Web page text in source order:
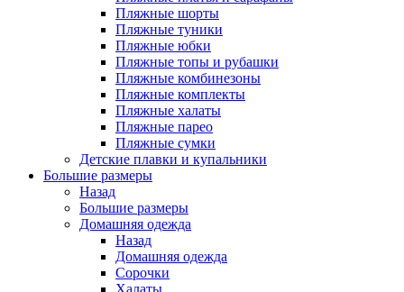
Пляжные шорты
Пляжные туники
Пляжные юбки
Пляжные топы и рубашки
Пляжные комбинезоны
Пляжные комплекты
Пляжные халаты
Пляжные парео
Пляжные сумки
Детские плавки и купальники
Большие размеры
Назад
Большие размеры
Домашняя одежда
Назад
Домашняя одежда
Сорочки
Халаты